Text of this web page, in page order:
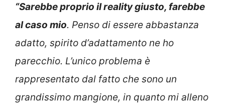
“Sarebbe proprio il reality giusto, farebbe
al caso mio. Penso di essere abbastanza
adatto, spirito d’adattamento ne ho
parecchio. L’unico problema è
rappresentato dal fatto che sono un
grandissimo mangione, in quanto mi alleno